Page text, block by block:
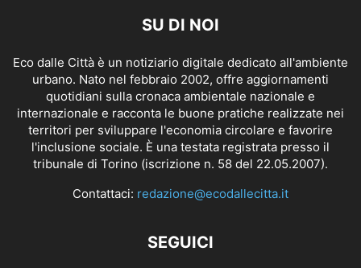
SU DI NOI
Eco dalle Città è un notiziario digitale dedicato all'ambiente
urbano. Nato nel febbraio 2002, offre aggiornamenti
quotidiani sulla cronaca ambientale nazionale e
internazionale e racconta le buone pratiche realizzate nei
territori per sviluppare l'economia circolare e favorire
l'inclusione sociale. È una testata registrata presso il
tribunale di Torino (iscrizione n. 58 del 22.05.2007).
Contattaci: redazione@ecodallecitta.it
SEGUICI